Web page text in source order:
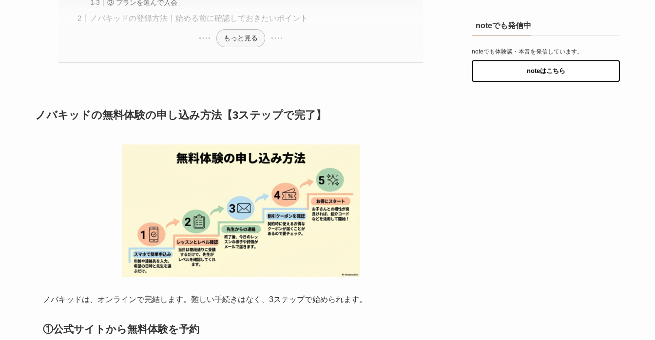
③ プランを選んで入会
ノバキッドの登録方法｜始める前に確認しておきたいポイント
もっと見る
ノバキッドの無料体験の申し込み方法【3ステップで完了】
ノバキッドは、オンラインで完結します。難しい手続きはなく、3ステップで始められます。
①公式サイトから無料体験を予約
noteでも発信中
noteでも体験談・本音を発信しています。
noteはこちら